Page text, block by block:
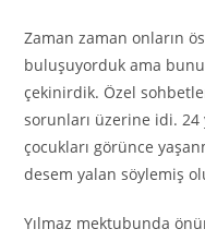
Zaman zaman onların
buluşuyorduk ama
çekinirdik. Özel
sorunları üzerine idi.
çocukları görünce
desem yalan söylemiş
Yılmaz mektubunda